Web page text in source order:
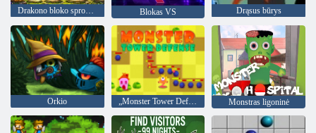
Drakono bloko sprogimas Blokas VS Drąsus būrys
Orkio „Monster Tower Defense“ Monstras ligoninė